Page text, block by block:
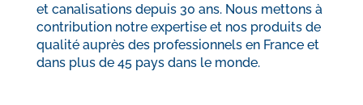
et canalisations depuis 30 ans. Nous mettons à
contribution notre expertise et nos produits de
qualité auprès des professionnels en France et
dans plus de 45 pays dans le monde.